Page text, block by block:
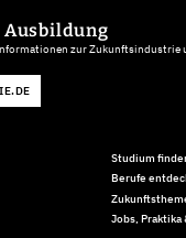
zur Zukunftsindustrie
Studium
Berufe
Jobs, Praktika